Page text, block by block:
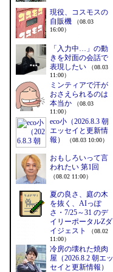
現役、コスモスの
自販機
（08.03
16:00）
「入力中…」の動
きを対面の会話で
表現したい
（08.03
11:00）
ミンティアで汗が
おさえられるのは
本当か
（08.03
11:00）
eco小（2026.8.3 朝
エッセイと更新情
報）
（08.03 10:00）
おもしろいって言
われたい 第1回
（08.02 11:00）
夏の良さ、庭の木
を抜く、AIっぽ
さ・7/25～31 のデ
イリーポータルZダ
イジェスト
（08.02
11:00）
冷房の壊れた焼肉
屋（2026.8.2 朝エッ
セイと更新情報）